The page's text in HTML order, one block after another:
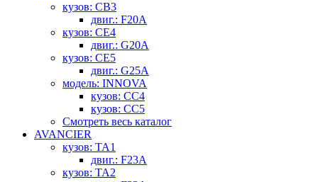
кузов: CB3
двиг.: F20A
кузов: CE4
двиг.: G20A
кузов: CE5
двиг.: G25A
модель: INNOVA
кузов: CC4
кузов: CC5
Смотреть весь каталог
AVANCIER
кузов: TA1
двиг.: F23A
кузов: TA2